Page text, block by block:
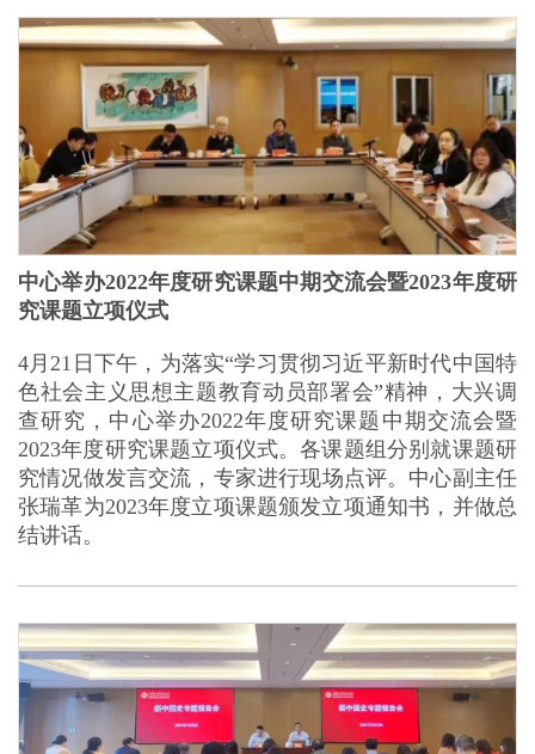
中心举办2022年度研究课题中期交流会暨2023年度研
究课题立项仪式
4月21日下午，为落实“学习贯彻习近平新时代中国特
色社会主义思想主题教育动员部署会”精神，大兴调
查研究，中心举办2022年度研究课题中期交流会暨
2023年度研究课题立项仪式。各课题组分别就课题研
究情况做发言交流，专家进行现场点评。中心副主任
张瑞革为2023年度立项课题颁发立项通知书，并做总
结讲话。